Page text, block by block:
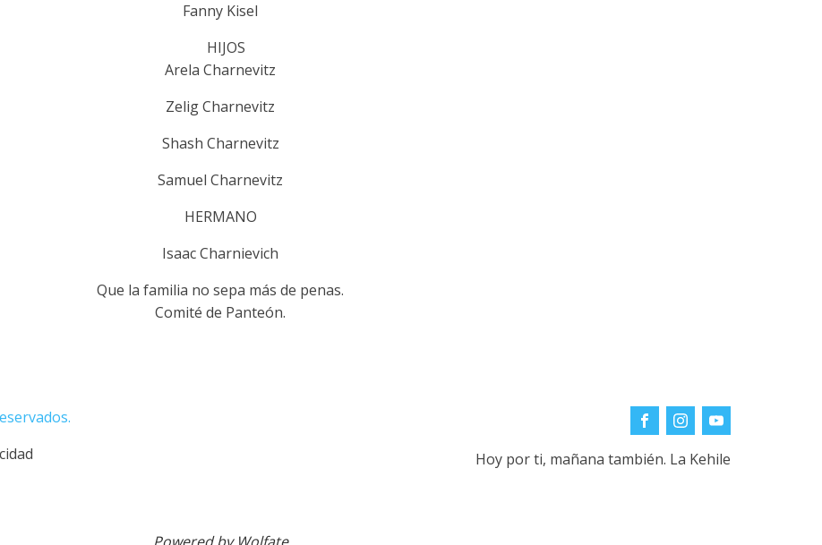
Fanny Kisel
HIJOS
Arela Charnevitz
Zelig Charnevitz
Shash Charnevitz
Samuel Charnevitz
HERMANO
Isaac Charnievich
Que la familia no sepa más de penas.
Comité de Panteón.
Hoy por ti, mañana también. La Kehile